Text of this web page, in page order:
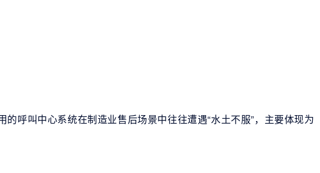
呼叫中心系统在制造业售后场景中往往遭遇“水土不服”，主要体现为